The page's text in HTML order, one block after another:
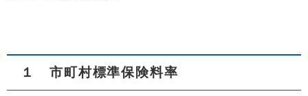
１ 市町村標準保険料率